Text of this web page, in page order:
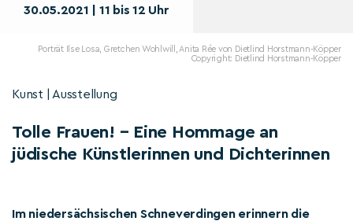
30.05.2021 | 11 bis 12 Uhr
Porträt Ilse Losa, Gretchen Wohlwill, Anita Rée von Dietlind Horstmann-Köpper
Copyright: Dietlind Horstmann-Köpper
Kunst | Ausstellung
Tolle Frauen! – Eine Hommage an
jüdische Künstlerinnen und Dichterinnen
Im niedersächsischen Schneverdingen erinnern die